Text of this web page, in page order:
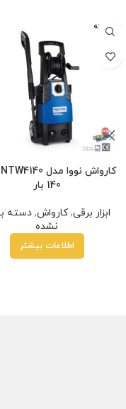
فروخته
شده
140 بار
ابزار برقی,کارواش,دسته
نشده
اطلاعات بیشتر